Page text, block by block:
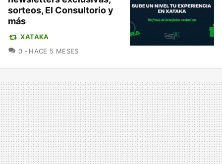
sorteos, El Consultorio y
más
XATAKA
0 COMENTARIOS
HACE 5 MESES